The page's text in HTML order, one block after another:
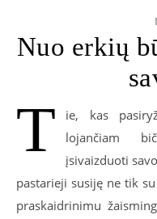
Nuo erkių
T
ie, kas
lojančiam
įsivaizduoti
pastarieji susiję ne tik
praskaidrinimu